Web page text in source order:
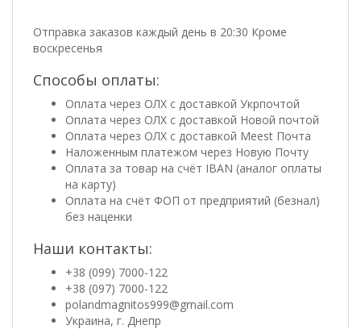
Отправка заказов каждый день в 20:30 Кроме
воскресенья
Способы оплаты:
Оплата через ОЛХ с доставкой Укрпочтой
Оплата через ОЛХ с доставкой Новой почтой
Оплата через ОЛХ с доставкой Meest Почта
Наложенным платежом через Новую Почту
Оплата за товар на счёт IBAN (аналог оплаты
на карту)
Оплата на счёт ФОП от предприятий (безнал)
без наценки
Наши контакты:
+38 (099) 7000-122
+38 (097) 7000-122
polandmagnitos999@gmail.com
Украина, г. Днепр